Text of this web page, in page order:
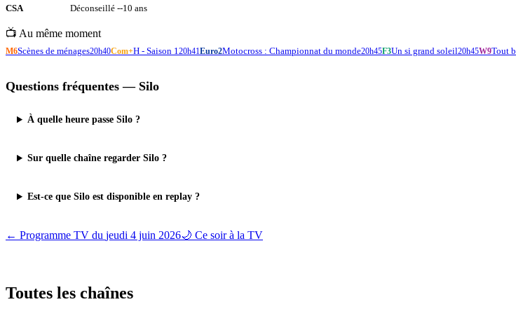
CSA
Déconseillé --10 ans
📺 Au même moment
M6Scènes de ménages20h40Com+H - Saison 120h41Euro2Motocross : Championnat du monde20h45F3Un si grand soleil20h45W9Tout
Questions fréquentes — Silo
À quelle heure passe Silo ?
Sur quelle chaîne regarder Silo ?
Est-ce que Silo est disponible en replay ?
← Programme TV du jeudi 4 juin 2026🌙 Ce soir à la TV
Toutes les chaînes